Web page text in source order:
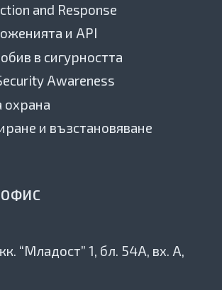
and Response
и API
в сигурността
Awareness
охрана
и възстановяване
“Младост” 1, бл. 54А, вх. А,